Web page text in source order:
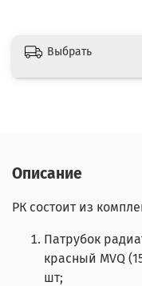
Выбрать
Описание
РК состоит из
Патрубок
красный MVQ
шт;